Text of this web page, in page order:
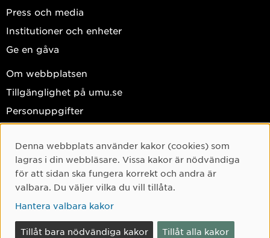
Press och media
Institutioner och enheter
Ge en gåva
Om webbplatsen
Tillgänglighet på umu.se
Personuppgifter
Facebook
Instagram
TikTok
Youtube
LinkedIn
Cookie-samtycke
Denna webbplats använder kakor (cookies) som
lagras i din webbläsare. Vissa kakor är nödvändiga
för att sidan ska fungera korrekt och andra är
valbara. Du väljer vilka du vill tillåta.
Hantera valbara kakor
Tillåt bara nödvändiga kakor Tillåt alla kakor